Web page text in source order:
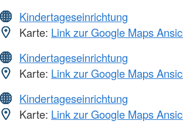
Kindertageseinrichtung
Karte: Link zur Google Maps
Kindertageseinrichtung
Karte: Link zur Google Maps
Kindertageseinrichtung
Karte: Link zur Google Maps